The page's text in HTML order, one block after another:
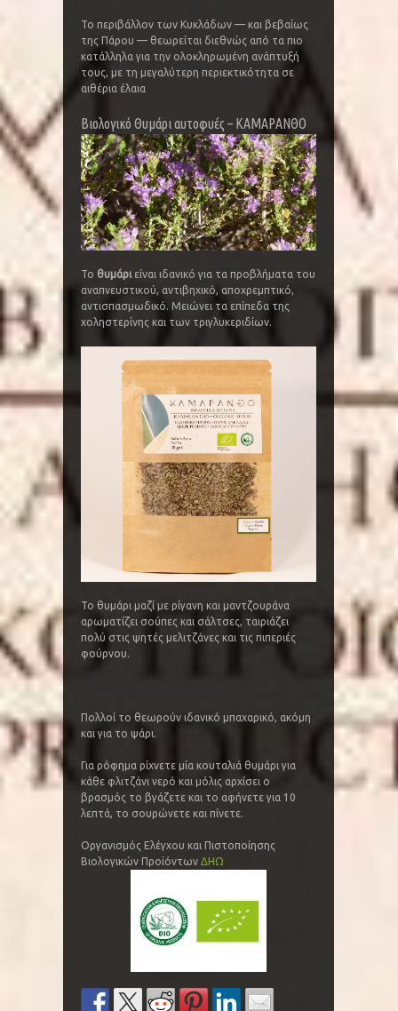
Το περιβάλλον των Κυκλάδων — και βεβαίως
της Πάρου — θεωρείται διεθνώς από τα πιο
κατάλληλα για την ολοκληρωμένη ανάπτυξή
τους, με τη μεγαλύτερη περιεκτικότητα σε
αιθέρια έλαια
Βιολογικό Θυμάρι αυτοφυές – ΚΑΜΑΡΑΝΘΟ
Το θυμάριείναι ιδανικό για τα προβλήματα του
αναπνευστικού, αντιβηχικό, αποχρεμπτικό,
αντισπασμωδικό. Μειώνει τα επίπεδα της
χοληστερίνης και των τριγλυκεριδίων.
Το θυμάρι μαζί με ρίγανη και μαντζουράνα
αρωματίζει σούπες και σάλτσες, ταιριάζει
πολύ στις ψητές μελιτζάνες και τις πιπεριές
φούρνου.
Πολλοί το θεωρούν ιδανικό μπαχαρικό, ακόμη
και για το ψάρι.
Για ρόφημα ρίχνετε μία κουταλιά θυμάρι για
κάθε φλιτζάνι νερό και μόλις αρχίσει ο
βρασμός το βγάζετε και το αφήνετε για 10
λεπτά, το σουρώνετε και πίνετε.
Οργανισμός Ελέγχου και Πιστοποίησης
Βιολογικών Προϊόντων ΔΗΩ